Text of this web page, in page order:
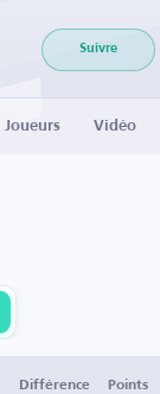
Suivre
Joueurs Vidéo
Différence Points